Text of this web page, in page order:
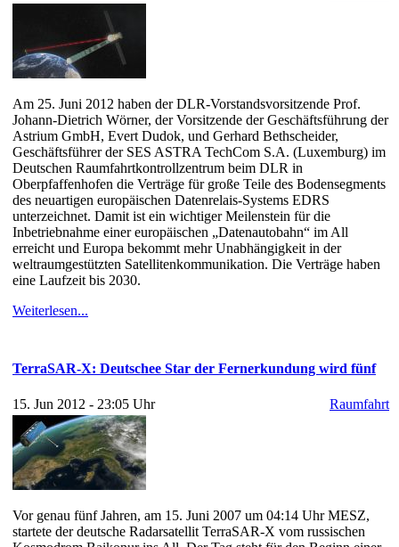
Am 25. Juni 2012 haben der DLR-Vorstandsvorsitzende Prof.
Johann-Dietrich Wörner, der Vorsitzende der Geschäftsführung der
Astrium GmbH, Evert Dudok, und Gerhard Bethscheider,
Geschäftsführer der SES ASTRA TechCom S.A. (Luxemburg) im
Deutschen Raumfahrtkontrollzentrum beim DLR in
Oberpfaffenhofen die Verträge für große Teile des Bodensegments
des neuartigen europäischen Datenrelais-Systems EDRS
unterzeichnet. Damit ist ein wichtiger Meilenstein für die
Inbetriebnahme einer europäischen „Datenautobahn“ im All
erreicht und Europa bekommt mehr Unabhängigkeit in der
weltraumgestützten Satellitenkommunikation. Die Verträge haben
eine Laufzeit bis 2030.
Weiterlesen...
TerraSAR-X: Deutschee Star der Fernerkundung wird fünf
15. Jun 2012 - 23:05 Uhr Raumfahrt
Vor genau fünf Jahren, am 15. Juni 2007 um 04:14 Uhr MESZ,
startete der deutsche Radarsatellit TerraSAR-X vom russischen